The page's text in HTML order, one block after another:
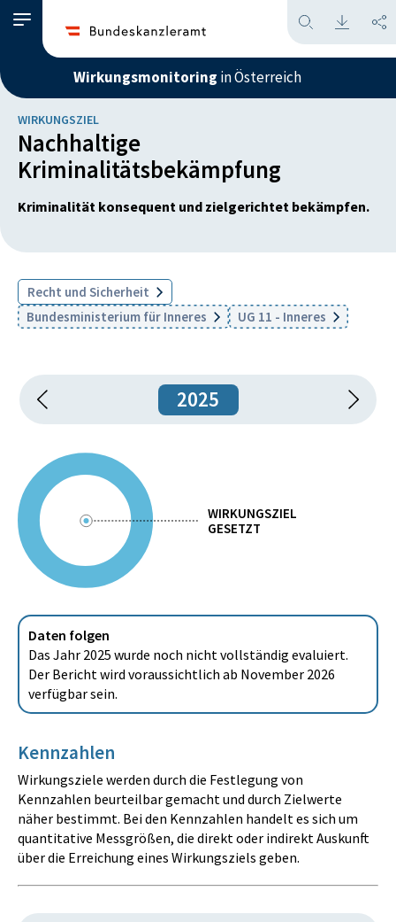
Wirkungsmonitoring in Österreich
WIRKUNGSZIEL
Nachhaltige
Kriminalitätsbekämpfung
Kriminalität konsequent und zielgerichtet bekämpfen.
Recht und Sicherheit
Bundesministerium für Inneres
UG 11 - Inneres
2025
WIRKUNGSZIEL
GESETZT
Daten folgen
Das Jahr 2025 wurde noch nicht vollständig evaluiert.
Der Bericht wird voraussichtlich ab November 2026
verfügbar sein.
Kennzahlen
Wirkungsziele werden durch die Festlegung von
Kennzahlen beurteilbar gemacht und durch Zielwerte
näher bestimmt. Bei den Kennzahlen handelt es sich um
quantitative Messgrößen, die direkt oder indirekt Auskunft
über die Erreichung eines Wirkungsziels geben.